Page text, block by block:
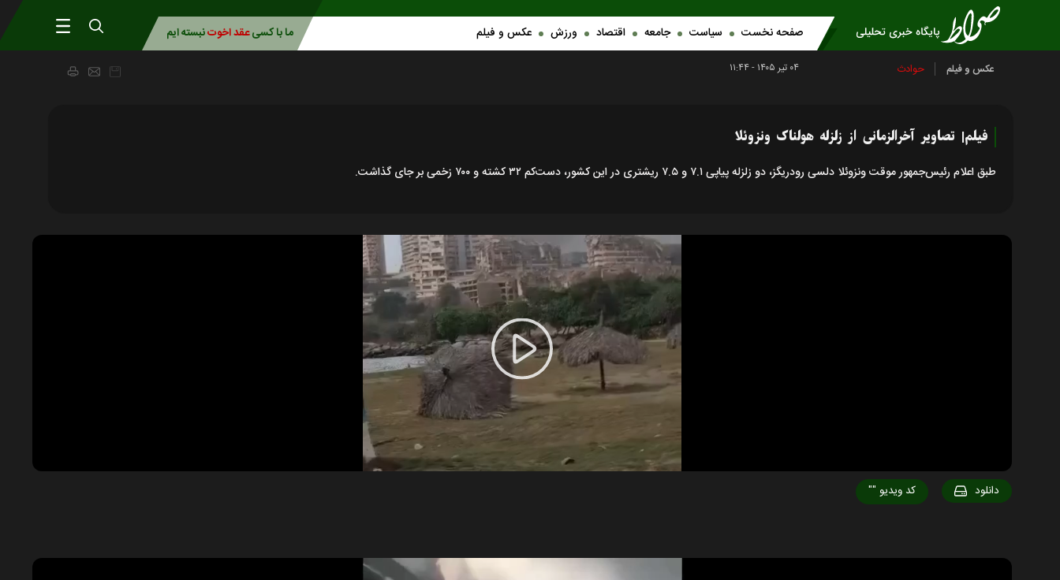
صفحه نخست سیاست جامعه اقتصاد ورزش عکس و فیلم ما با کسیعقد اخوتنبسته ایم
عکس و فیلم حوادث ۰۴ تير ۱۴۰۵ - ۱۱:۴۴
فیلم| تصاویر آخرالزمانی از زلزله هولناک ونزوئلا
طبق اعلام رئیس‌جمهور موقت ونزوئلا دلسی رودریگز، دو زلزله پیاپی ۷.۱ و ۷.۵ ریشتری در این کشور، دست‌کم ۳۲ کشته و ۷۰۰ زخمی بر جای گذاشت.
Play
Video
"" کد ویدیو دانلود